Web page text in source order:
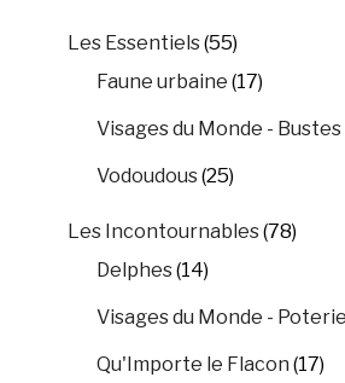
Les Essentiels(55)
Faune urbaine (17)
Visages du Monde - Bustes
Vodoudous(25)
Les Incontournables(78)
Delphes(14)
Visages du Monde - Poterie
Qu'Importe le Flacon (17)